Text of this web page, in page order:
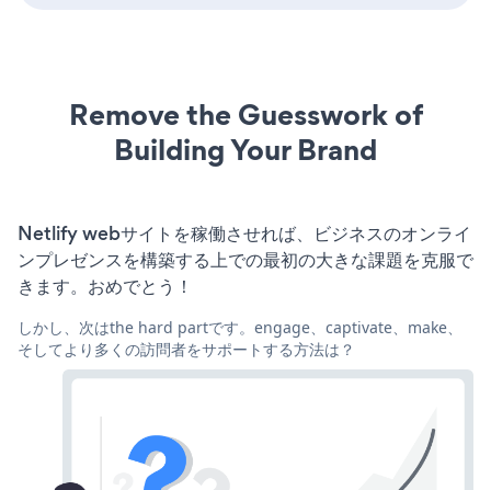
Remove the Guesswork of
Building Your Brand
Netlify webサイトを稼働させれば、ビジネスのオンライ
ンプレゼンスを構築する上での最初の大きな課題を克服で
きます。おめでとう！
しかし、次はthe hard partです。engage、captivate、make、
そしてより多くの訪問者をサポートする方法は？